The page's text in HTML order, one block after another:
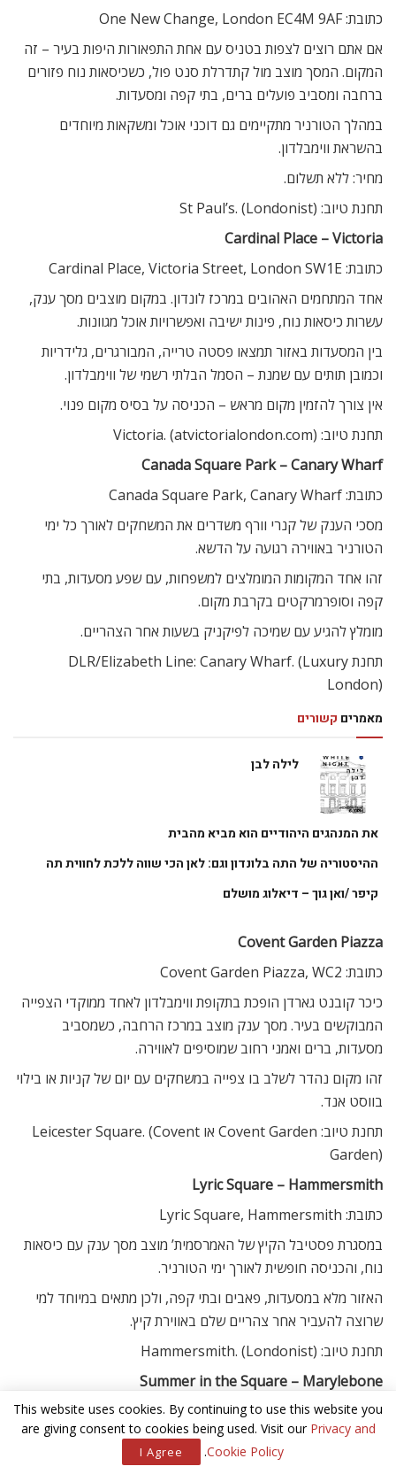
כתובת: One New Change, London EC4M 9AF
אם אתם רוצים לצפות בטניס עם אחת התפאורות היפות בעיר – זה
המקום. המסך מוצב מול קתדרלת סנט פול, כשכיסאות נוח פזורים
ברחבה ומסביב פועלים ברים, בתי קפה ומסעדות.
במהלך הטורניר מתקיימים גם דוכני אוכל ומשקאות מיוחדים
בהשראת ווימבלדון.
מחיר: ללא תשלום.
תחנת טיוב: St Paul’s. (Londonist)
Cardinal Place – Victoria
כתובת: Cardinal Place, Victoria Street, London SW1E
אחד המתחמים האהובים במרכז לונדון. במקום מוצבים מסך ענק,
עשרות כיסאות נוח, פינות ישיבה ואפשרויות אוכל מגוונות.
בין המסעדות באזור תמצאו פסטה טרייה, המבורגרים, גלידריות
וכמובן תותים עם שמנת – הסמל הבלתי רשמי של ווימבלדון.
אין צורך להזמין מקום מראש – הכניסה על בסיס מקום פנוי.
תחנת טיוב: Victoria. (atvictorialondon.com)
Canada Square Park – Canary Wharf
כתובת: Canada Square Park, Canary Wharf
מסכי הענק של קנרי וורף משדרים את המשחקים לאורך כל ימי
הטורניר באווירה רגועה על הדשא.
זהו אחד המקומות המומלצים למשפחות, עם שפע מסעדות, בתי
קפה וסופרמרקטים בקרבת מקום.
מומלץ להגיע עם שמיכה לפיקניק בשעות אחר הצהריים.
תחנת DLR/Elizabeth Line: Canary Wharf. (Luxury
London)
מאמרים קשורים
לילה לבן
את המנהגים היהודיים הוא מביא מהבית
ההיסטוריה של התה בלונדון וגם: לאן הכי שווה ללכת לחווית תה
קיפר /ואן גוך – דיאלוג מושלם
Covent Garden Piazza
כתובת: Covent Garden Piazza, WC2
כיכר קובנט גארדן הופכת בתקופת ווימבלדון לאחד ממוקדי הצפייה
המבוקשים בעיר. מסך ענק מוצב במרכז הרחבה, כשמסביב
מסעדות, ברים ואמני רחוב שמוסיפים לאווירה.
זהו מקום נהדר לשלב בו צפייה במשחקים עם יום של קניות או בילוי
בווסט אנד.
תחנת טיוב: Covent Garden או Leicester Square. (Covent
Garden)
Lyric Square – Hammersmith
כתובת: Lyric Square, Hammersmith
במסגרת פסטיבל הקיץ של האמרסמית’ מוצב מסך ענק עם כיסאות
נוח, והכניסה חופשית לאורך ימי הטורניר.
האזור מלא במסעדות, פאבים ובתי קפה, ולכן מתאים במיוחד למי
שרוצה להעביר אחר צהריים שלם באווירת קיץ.
תחנת טיוב: Hammersmith. (Londonist)
Summer in the Square – Marylebone
כתובת: Portman Square Garden
אחד האירועים הייחודיים של הקיץ בלונדון. הגן, שבדרך כלל אינו
פתוח באופן קבוע לציבור, מארח במשך מספר ימים הקרנות חינם
This website uses cookies. By continuing to use this website you
are giving consent to cookies being used. Visit our Privacy and
Cookie Policy
.
I Agree